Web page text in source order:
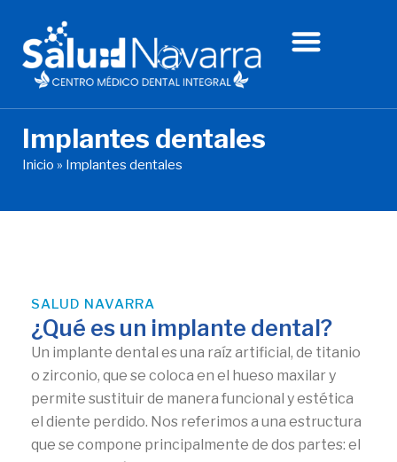
contenido
Implantes dentales
Inicio » Implantes dentales
SALUD NAVARRA
¿Qué es un implante dental?
Un implante dental es una raíz artificial, de titanio
o zirconio, que se coloca en el hueso maxilar y
permite sustituir de manera funcional y estética
el diente perdido. Nos referimos a una estructura
que se compone principalmente de dos partes: el